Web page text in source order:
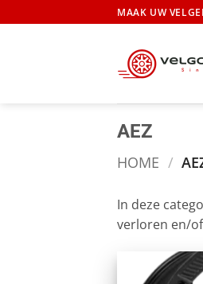
naar
MAAK UW
AEZ
HOME /
In deze
verloren en/